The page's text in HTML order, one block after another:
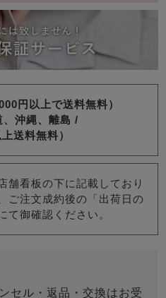
円以上で送料無料）
、沖縄、離島 /
送料無料）
舗看板の下に記載しており
ご注文成約後の「出荷日の
て御確認ください。
セル・返品・交換はお受